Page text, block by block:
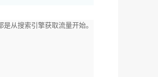
从搜索引擎获取流量开始。